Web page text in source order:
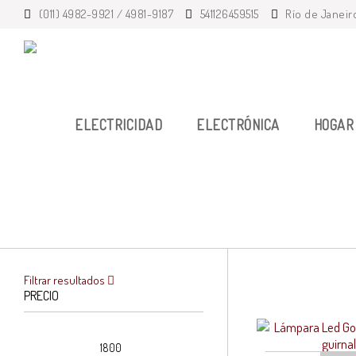
(011) 4982-9921 / 4981-9187 541126459515 Río de
ELECTRICIDAD ELECTRÓNICA
Filtrar resultados
PRECIO
Precio